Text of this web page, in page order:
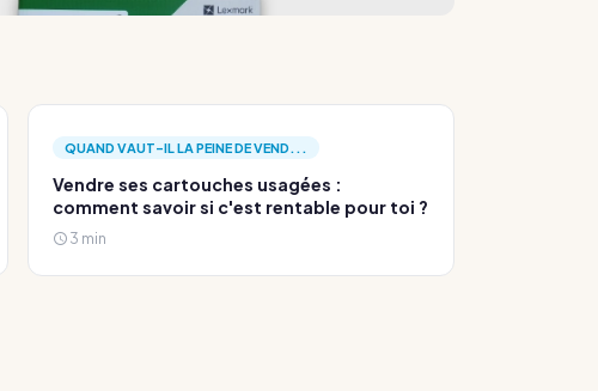
QUAND VAUT-IL LA PEINE DE VEND...
Vendre ses cartouches usagées :
comment savoir si c'est rentable pour toi ?
3 min